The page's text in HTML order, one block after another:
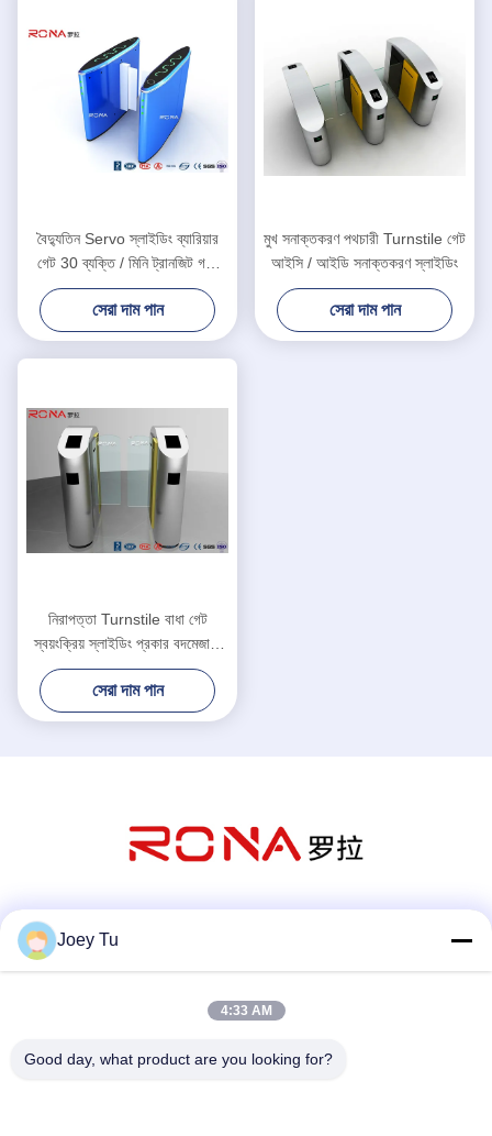
বৈদ্যুতিন Servo স্লাইডিং ব্যারিয়ার
গেট 30 ব্যক্তি / মিনি ট্রানজিট গতি
গ্রাহক ডিজাইন
সেরা দাম পান
মুখ সনাক্তকরণ পথচারী Turnstile গেট
আইসি / আইডি সনাক্তকরণ স্লাইডিং
সেরা দাম পান
নিরাপত্তা Turnstile বাধা গেট
স্বয়ংক্রিয় স্লাইডিং প্রকার বদমেজাজি
গ্লাস কাস্টমাইজড রঙ
সেরা দাম পান
টেলিফোন
Joey Tu
4:33 AM
Good day, what product are you looking for?